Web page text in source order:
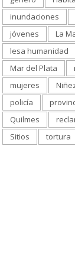
inundaciones
jóvenes
La
lesa humanidad
Mar del Plata
mujeres
policía
Quilmes
Sitios
tortura